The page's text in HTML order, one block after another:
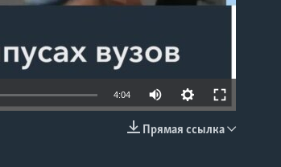
4:04
Прямая ссылка